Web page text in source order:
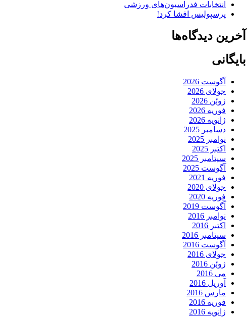
انتخابات فدراسیون‌های ورزشی
پرسپولیس افشا کرد!
آخرین دیدگاه‌ها
بایگانی
آگوست 2026
جولای 2026
ژوئن 2026
فوریه 2026
ژانویه 2026
دسامبر 2025
نوامبر 2025
اکتبر 2025
سپتامبر 2025
آگوست 2025
فوریه 2021
جولای 2020
فوریه 2020
آگوست 2019
نوامبر 2016
اکتبر 2016
سپتامبر 2016
آگوست 2016
جولای 2016
ژوئن 2016
می 2016
آوریل 2016
مارس 2016
فوریه 2016
ژانویه 2016